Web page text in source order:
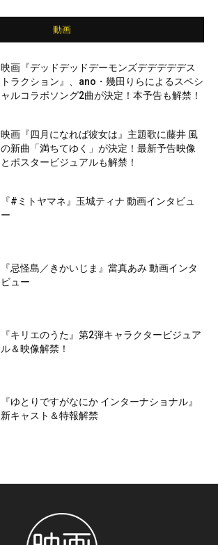
動画
映画『デッドデッドデーモンズデデデデデス
トラクション』、ano・幾田りらによるスペシ
ャルコラボソング2曲が決定！本予告も解禁！
映画『四月になれば彼女は』主題歌に藤井 風
の新曲「満ちてゆく」が決定！最新予告映像
とポスタービジュアルも解禁！
『#ミトヤマネ』玉城ティナ 動画インタビュ
ー
『忌怪島／きかいじま』當真あみ 動画インタ
ビュー
『キリエのうた』第2弾キャラクタービジュア
ル＆映像解禁！
『ゆとりですがなにか インターナショナル』
新キャスト＆特報解禁